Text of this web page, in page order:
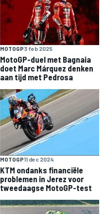
MOTOGP3 feb 2025
MotoGP-duel met Bagnaia
doet Marc Márquez denken
aan tijd met Pedrosa
MOTOGP11 dec 2024
KTM ondanks financiële
problemen in Jerez voor
tweedaagse MotoGP-test